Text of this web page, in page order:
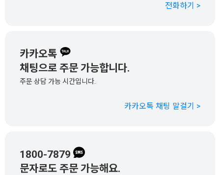
전화하기 >
카카오톡
채팅으로 주문 가능합니다.
주문 상담 가능 시간입니다.
카카오톡 채팅 말걸기 >
1800-7879
문자로도 주문 가능해요.